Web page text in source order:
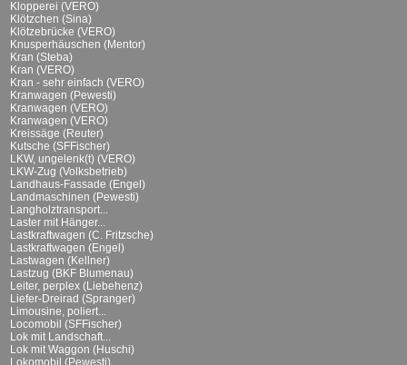
Klopperei (VERO)
Klötzchen (Sina)
Klötzebrücke (VERO)
Knusperhäuschen (Mentor)
Kran (Steba)
Kran (VERO)
Kran - sehr einfach (VERO)
Kranwagen (Pewesti)
Kranwagen (VERO)
Kranwagen (VERO)
Kreissäge (Reuter)
Kutsche (SFFischer)
LKW, ungelenk(t) (VERO)
LKW-Zug (Volksbetrieb)
Landhaus-Fassade (Engel)
Landmaschinen (Pewesti)
Langholztransport...
Laster mit Hänger...
Lastkraftwagen (C. Fritzsche)
Lastkraftwagen (Engel)
Lastwagen (Kellner)
Lastzug (BKF Blumenau)
Leiter, perplex (Liebehenz)
Liefer-Dreirad (Spranger)
Limousine, poliert...
Locomobil (SFFischer)
Lok mit Landschaft...
Lok mit Waggon (Huschi)
Lokomobil (Pewesti)